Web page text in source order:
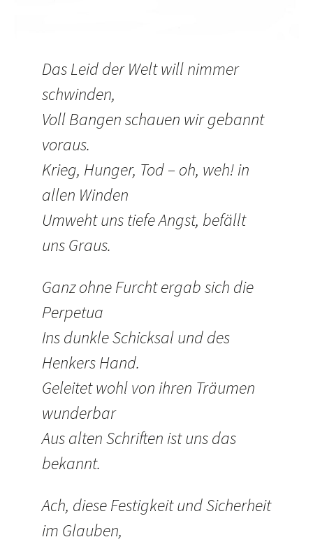
Das Leid der Welt will nimmer
schwinden,
Voll Bangen schauen wir gebannt
voraus.
Krieg, Hunger, Tod – oh, weh! in
allen Winden
Umweht uns tiefe Angst, befällt
uns Graus.
Ganz ohne Furcht ergab sich die
Perpetua
Ins dunkle Schicksal und des
Henkers Hand.
Geleitet wohl von ihren Träumen
wunderbar
Aus alten Schriften ist uns das
bekannt.
Ach, diese Festigkeit und Sicherheit
im Glauben,